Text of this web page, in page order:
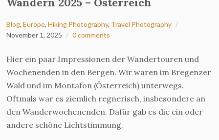
Blog,Europe,Hiking Photography, Travel Photography
November 1, 2025
0 comments
Hier ein paar Impressionen der Wandertouren und
Wochenenden in den Bergen. Wir waren im Bregenzer
Wald und im Montafon (Österreich) unterwegs.
Oftmals war es ziemlich regnerisch, insbesondere an
den Wanderwochenenden. Dafür gab es die ein oder
andere schöne Lichtstimmung.